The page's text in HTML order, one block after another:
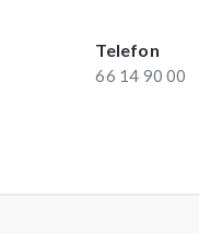
Telefon
66 14 90 00